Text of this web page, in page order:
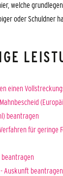
welche
oder Schuldner
einen
beantragen
für geringe
beantragen
Auskunft